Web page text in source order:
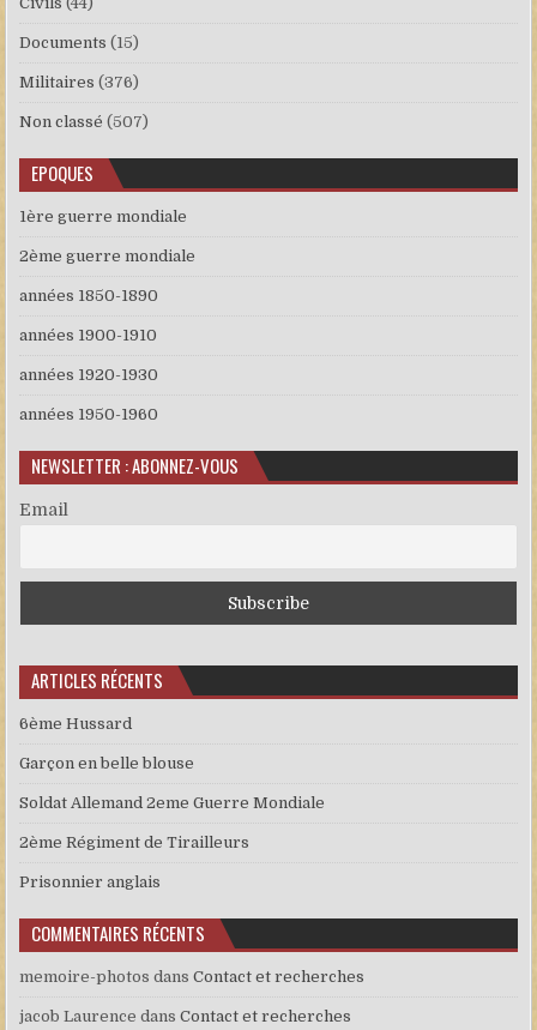
Documents (15)
Militaires (376)
Non classé (507)
EPOQUES
1ère guerre mondiale
2ème guerre mondiale
années 1850-1890
années 1900-1910
années 1920-1930
années 1950-1960
NEWSLETTER : ABONNEZ-VOUS
Email
ARTICLES RÉCENTS
6ème Hussard
Garçon en belle blouse
Soldat Allemand 2eme Guerre Mondiale
2ème Régiment de Tirailleurs
Prisonnier anglais
COMMENTAIRES RÉCENTS
memoire-photos dansContact et recherches
jacob Laurence dansContact et recherches